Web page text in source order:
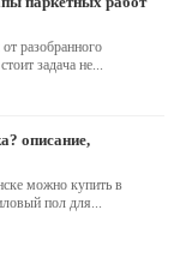
разобранного
задача не...
можно купить в
пол для...